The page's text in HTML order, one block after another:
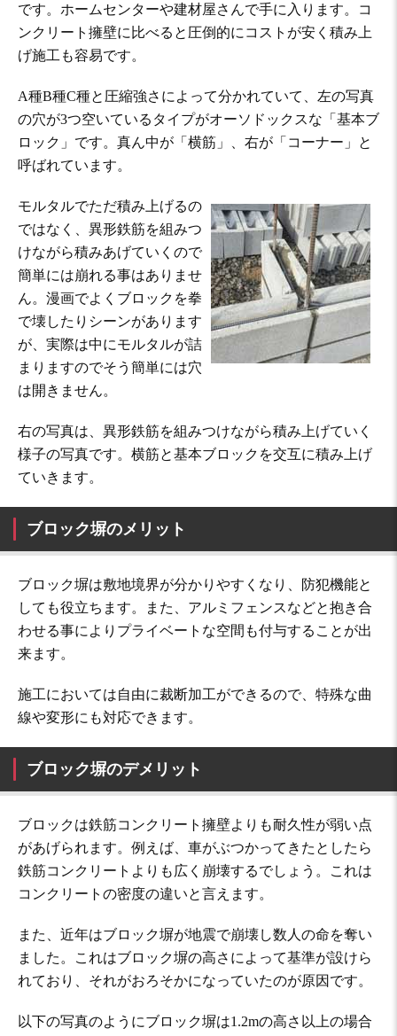
です。ホームセンターや建材屋さんで手に入ります。コ
ンクリート擁壁に比べると圧倒的にコストが安く積み上
げ施工も容易です。
A種B種C種と圧縮強さによって分かれていて、左の写真
の穴が3つ空いているタイプがオーソドックスな「基本ブ
ロック」です。真ん中が「横筋」、右が「コーナー」と
呼ばれています。
モルタルでただ積み上げるの
ではなく、異形鉄筋を組みつ
けながら積みあげていくので
簡単には崩れる事はありませ
ん。漫画でよくブロックを拳
で壊したりシーンがあります
が、実際は中にモルタルが詰
まりますのでそう簡単には穴
は開きません。
右の写真は、異形鉄筋を組みつけながら積み上げていく
様子の写真です。横筋と基本ブロックを交互に積み上げ
ていきます。
ブロック塀のメリット
ブロック塀は敷地境界が分かりやすくなり、防犯機能と
しても役立ちます。また、アルミフェンスなどと抱き合
わせる事によりプライベートな空間も付与することが出
来ます。
施工においては自由に裁断加工ができるので、特殊な曲
線や変形にも対応できます。
ブロック塀のデメリット
ブロックは鉄筋コンクリート擁壁よりも耐久性が弱い点
があげられます。例えば、車がぶつかってきたとしたら
鉄筋コンクリートよりも広く崩壊するでしょう。これは
コンクリートの密度の違いと言えます。
また、近年はブロック塀が地震で崩壊し数人の命を奪い
ました。これはブロック塀の高さによって基準が設けら
れており、それがおろそかになっていたのが原因です。
以下の写真のようにブロック塀は1.2mの高さ以上の場合